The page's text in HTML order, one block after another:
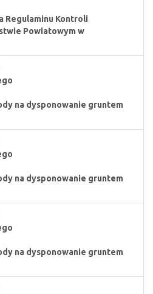
Regulaminu Kontroli
Powiatowym w
na dysponowanie gruntem
na dysponowanie gruntem
na dysponowanie gruntem